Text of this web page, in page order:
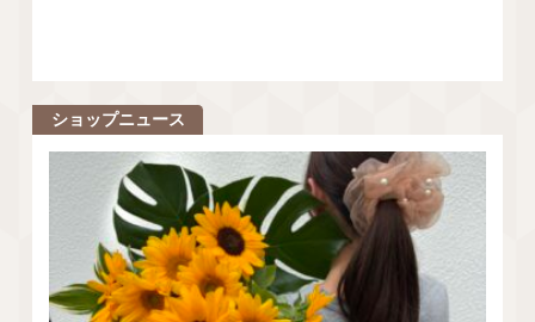
ショップニュース